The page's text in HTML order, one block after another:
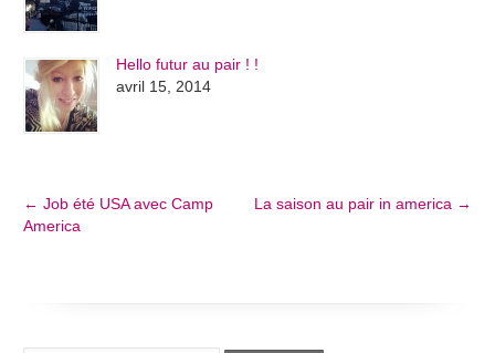
Hello futur au pair ! !
avril 15, 2014
← Job été USA avec Camp
America
La saison au pair in america →